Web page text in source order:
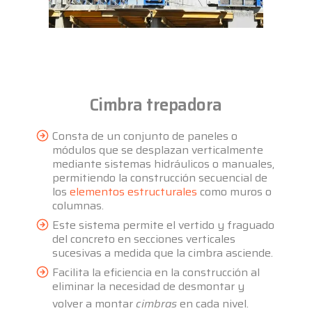
Cimbra trepadora
Consta de un conjunto de paneles o
módulos que se desplazan verticalmente
mediante sistemas hidráulicos o manuales,
permitiendo la construcción secuencial de
loselementos estructurales como muros o
columnas.
Este sistema permite el vertido y fraguado
del concreto en secciones verticales
sucesivas a medida que la cimbra asciende.
Facilita la eficiencia en la construcción al
eliminar la necesidad de desmontar y
volver a montarcimbrasen cada nivel.